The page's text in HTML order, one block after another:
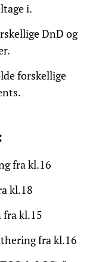
i.
DnD og
forskellige
fra kl.16
kl.18
fra kl.15
fra kl.16